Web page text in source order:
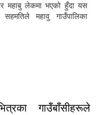
महाबु लेकमा भएको हुँदा यस
महावु गाउँपालिका
गाउँबाँसीहरूले